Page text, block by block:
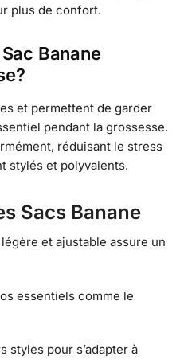
plus de confort.
Banane
et permettent de garder
pendant la grossesse.
réduisant le stress
stylés et polyvalents.
Sacs Banane
et ajustable assure un
essentiels comme le
styles pour s’adapter à